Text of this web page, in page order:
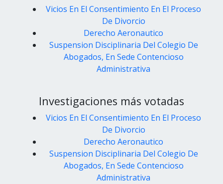
Vicios En El Consentimiento En El Proceso
De Divorcio
Derecho Aeronautico
Suspension Disciplinaria Del Colegio De
Abogados, En Sede Contencioso
Administrativa
Investigaciones más votadas
Vicios En El Consentimiento En El Proceso
De Divorcio
Derecho Aeronautico
Suspension Disciplinaria Del Colegio De
Abogados, En Sede Contencioso
Administrativa